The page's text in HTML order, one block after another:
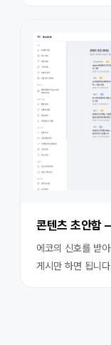
콘텐츠 초안함
에코의 신호를 받
게시만 하면 됩니